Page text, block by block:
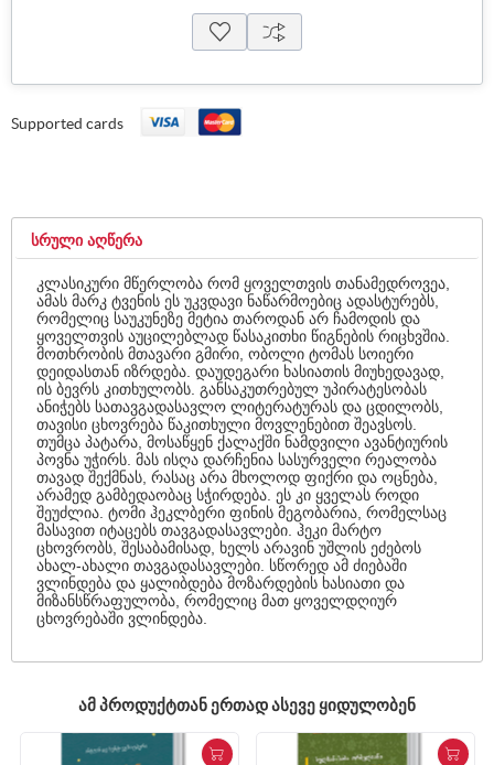
Supported cards
ᲡᲠᲣᲚᲘ ᲐᲦᲬᲔᲠᲐ
კლასიკური მწერლობა რომ ყოველთვის თანამედროვეა,
ამას მარკ ტვენის ეს უკვდავი ნაწარმოებიც ადასტურებს,
რომელიც საუკუნეზე მეტია თაროდან არ ჩამოდის და
ყოველთვის აუცილებლად წასაკითხი წიგნების რიცხვშია.
მოთხრობის მთავარი გმირი, ობოლი ტომას სოიერი
დეიდასთან იზრდება. დაუდეგარი ხასიათის მიუხედავად,
ის ბევრს კითხულობს. განსაკუთრებულ უპირატესობას
ანიჭებს სათავგადასავლო ლიტერატურას და ცდილობს,
თავისი ცხოვრება წაკითხული მოვლენებით შეავსოს.
თუმცა პატარა, მოსაწყენ ქალაქში ნამდვილი ავანტიურის
პოვნა უჭირს. მას ისღა დარჩენია სასურველი რეალობა
თავად შექმნას, რასაც არა მხოლოდ ფიქრი და ოცნება,
არამედ გამბედაობაც სჭირდება. ეს კი ყველას როდი
შეუძლია. ტომი ჰეკლბერი ფინის მეგობარია, რომელსაც
მასავით იტაცებს თავგადასავლები. ჰეკი მარტო
ცხოვრობს, შესაბამისად, ხელს არავინ უშლის ეძებოს
ახალ-ახალი თავგადასავლები. სწორედ ამ ძიებაში
ვლინდება და ყალიბდება მოზარდების ხასიათი და
მიზანსწრაფულობა, რომელიც მათ ყოველდღიურ
ცხოვრებაში ვლინდება.
ᲐᲛ ᲞᲠᲝᲓᲣᲥᲢᲗᲐᲜ ᲔᲠᲗᲐᲓ ᲐᲡᲔᲕᲔ ᲧᲘᲓᲣᲚᲝᲑᲔᲜ